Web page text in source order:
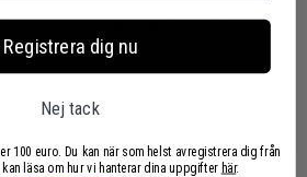
dagen, var du än befinner dig.
Registrera dig nu
Nej tack
100 euro. Du kan när som helst avregistrera dig från
kan läsa om hur vi hanterar dina uppgifter här.